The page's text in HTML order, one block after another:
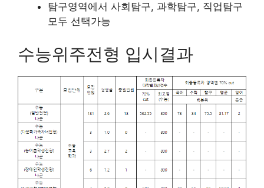
탐구영역에서 사회탐구, 과학탐구, 직업탐구
모두 선택가능
수능위주전형 입시결과